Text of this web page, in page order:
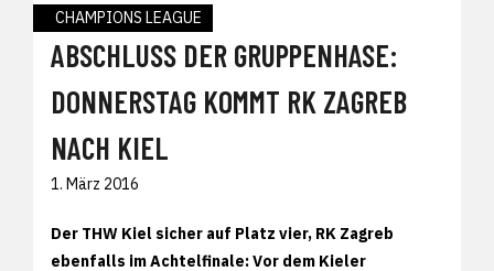
CHAMPIONS LEAGUE
ABSCHLUSS DER GRUPPENHASE:
DONNERSTAG KOMMT RK ZAGREB
NACH KIEL
1. März 2016
Der THW Kiel sicher auf Platz vier, RK Zagreb
ebenfalls im Achtelfinale: Vor dem Kieler